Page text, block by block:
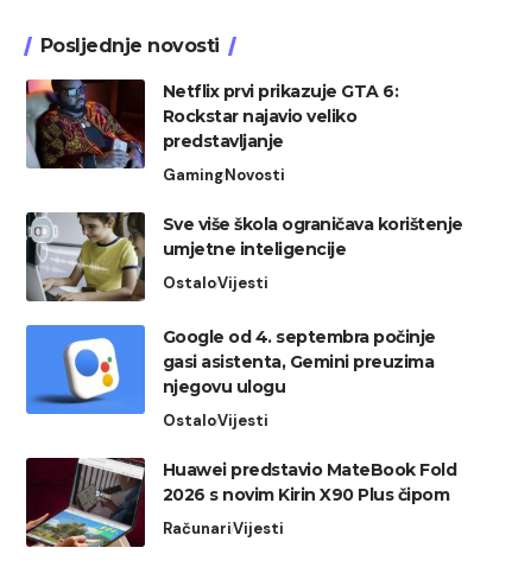
Posljednje novosti
Netflix prvi prikazuje GTA 6:
Rockstar najavio veliko
predstavljanje
GamingNovosti
Sve više škola ograničava korištenje
umjetne inteligencije
OstaloVijesti
Google od 4. septembra počinje
gasi asistenta, Gemini preuzima
njegovu ulogu
OstaloVijesti
Huawei predstavio MateBook Fold
2026 s novim Kirin X90 Plus čipom
RačunariVijesti